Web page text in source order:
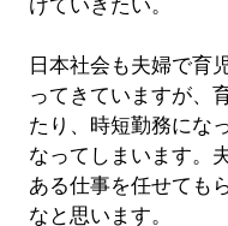
けていきたい。
日本社会も夫婦で育
ってきていますが、
たり、時短勤務にな
なってしまいます。
ある仕事を任せても
なと思います。